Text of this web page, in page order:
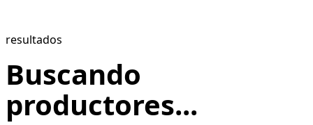
resultados
Buscando
productores...